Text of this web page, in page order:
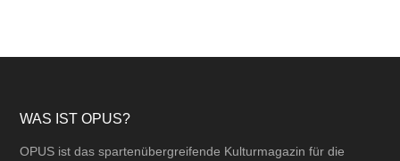
Footer
WAS IST OPUS?
OPUS ist das spartenübergreifende Kulturmagazin für die